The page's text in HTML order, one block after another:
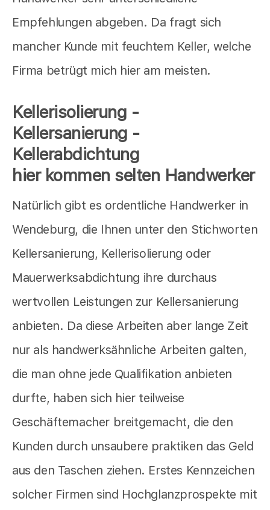
Empfehlungen abgeben. Da fragt sich
mancher Kunde mit feuchtem Keller, welche
Firma betrügt mich hier am meisten.
Kellerisolierung -
Kellersanierung -
Kellerabdichtung
hier kommen selten Handwerker
Natürlich gibt es ordentliche Handwerker in
Wendeburg, die Ihnen unter den Stichworten
Kellersanierung, Kellerisolierung oder
Mauerwerksabdichtung ihre durchaus
wertvollen Leistungen zur Kellersanierung
anbieten. Da diese Arbeiten aber lange Zeit
nur als handwerksähnliche Arbeiten galten,
die man ohne jede Qualifikation anbieten
durfte, haben sich hier teilweise
Geschäftemacher breitgemacht, die den
Kunden durch unsaubere praktiken das Geld
aus den Taschen ziehen. Erstes Kennzeichen
solcher Firmen sind Hochglanzprospekte mit